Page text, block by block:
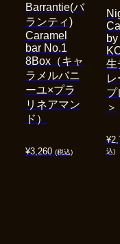
¥3,260 (税込)
Barrantie(バ
ランティ)
Caramel
bar No.1
8Box（キャ
ラメルバニ
ーユ×プラ
リネアマン
ド）
¥
込)
by
生
レ
プ
＞